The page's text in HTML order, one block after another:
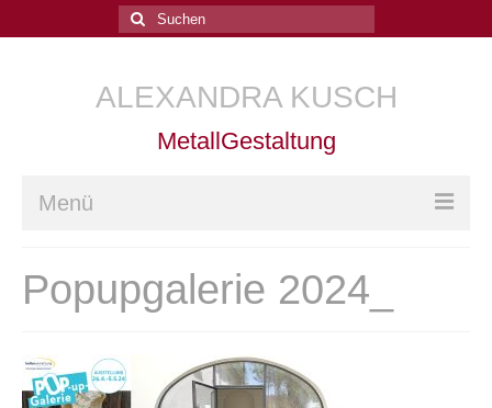
Suchen
nach:
ALEXANDRA KUSCH
MetallGestaltung
Menü
Arbeiten
Goldschmiede-Kurse
Popupgalerie 2024_